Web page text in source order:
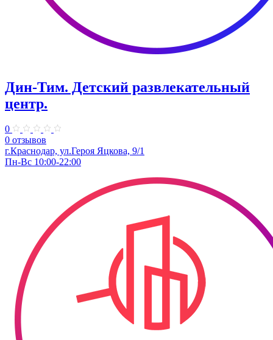
Дин-Тим. Детский развлекательный
центр.
0
0 отзывов
г.Краснодар, ул.Героя Яцкова, 9/1
Пн-Вс 10:00-22:00